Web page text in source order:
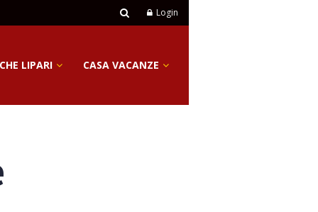
Login
LIPARI CASA VACANZE